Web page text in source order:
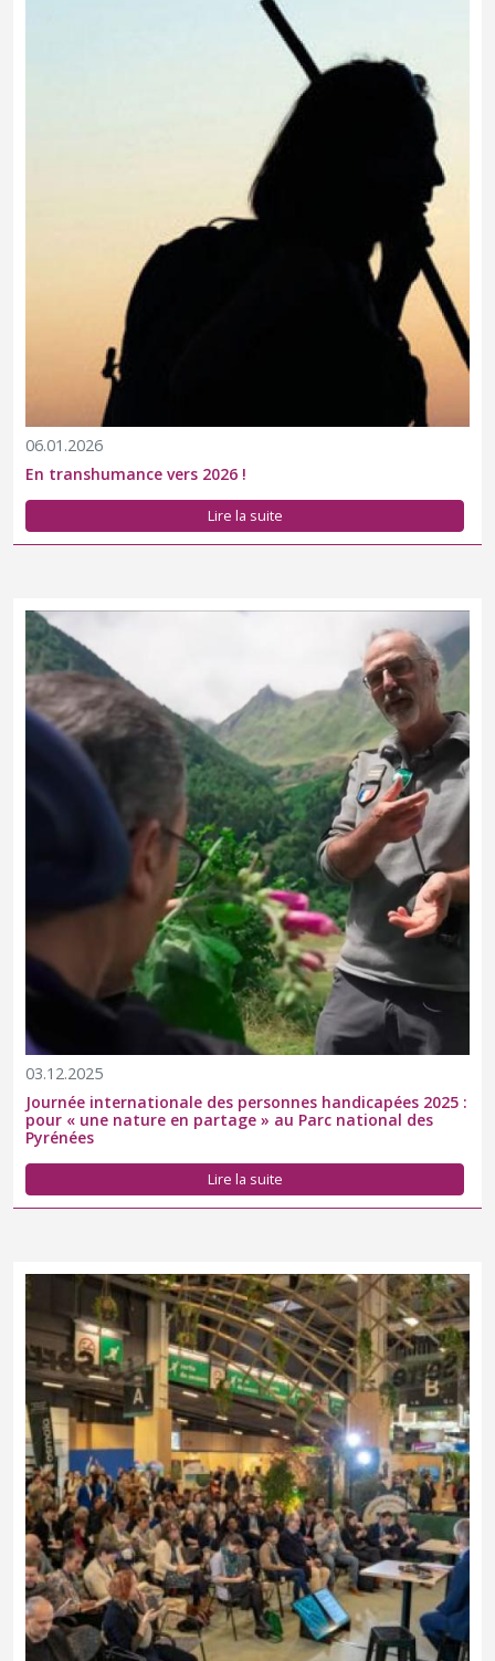
06.01.2026
En transhumance vers 2026 !
Lire la suite
03.12.2025
Journée internationale des personnes handicapées 2025 :
pour « une nature en partage » au Parc national des
Pyrénées
Lire la suite